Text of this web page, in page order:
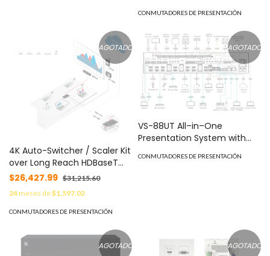
CONMUTADORES DE PRESENTACIÓN
AGOTADO
4K Auto-Switcher / Scaler Kit
over Long Reach HDBaseT
MOD: KIT-400
$26,427.99 $31,215.60
24meses de$1,597.02
CONMUTADORES DE PRESENTACIÓN
AGOTADO
VS-88UT All–in–One
Presentation System with
HDMI/HDBaseT 2.0 Matrix
CONMUTADORES DE PRESENTACIÓN
AGOTADO AGOTADO